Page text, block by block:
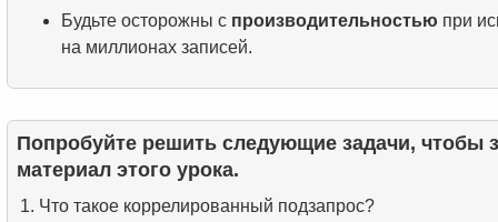
Будьте осторожны с производительностью при
на миллионах записей.
Попробуйте решить следующие задачи, чтобы
материал этого урока.
Что такое коррелированный подзапрос?